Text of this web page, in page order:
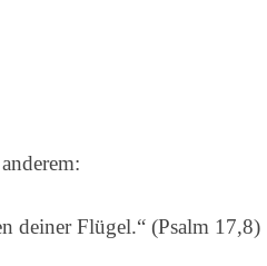
deiner Flügel.“ (Psalm 17,8)